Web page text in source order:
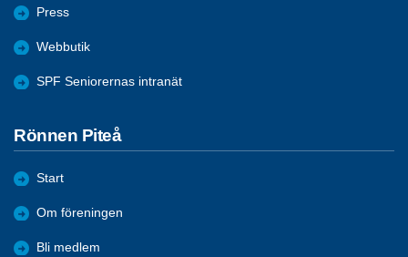
Press
Webbutik
SPF Seniorernas intranät
Rönnen Piteå
Start
Om föreningen
Bli medlem